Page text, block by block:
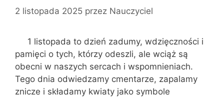
2 listopada 2025 przez Nauczyciel
1 listopada to dzień zadumy, wdzięczności i
pamięci o tych, którzy odeszli, ale wciąż są
obecni w naszych sercach i wspomnieniach.
Tego dnia odwiedzamy cmentarze, zapalamy
znicze i składamy kwiaty jako symbole